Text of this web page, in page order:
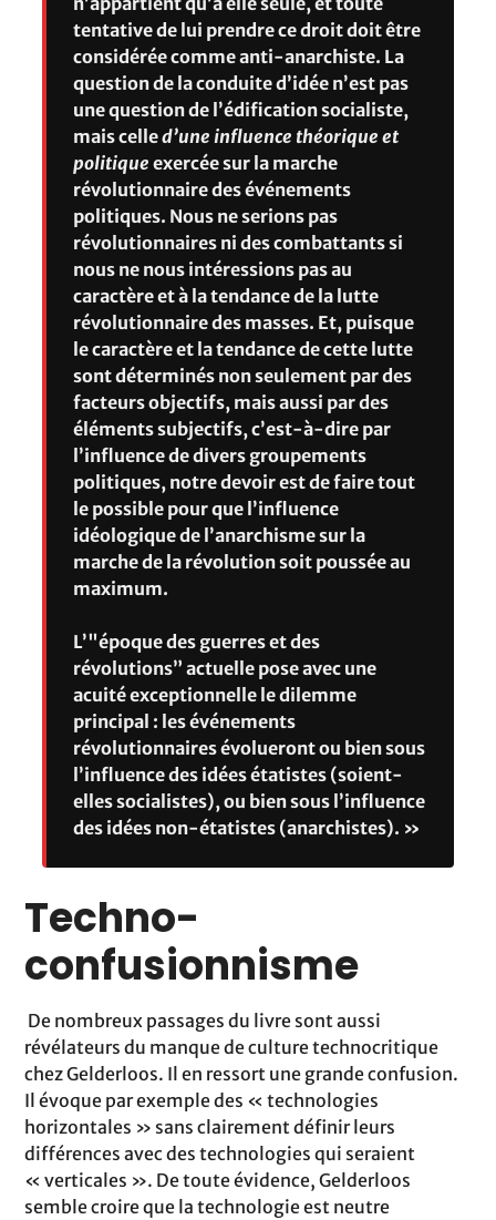
tentative de lui prendre ce droit doit être
considérée comme anti-anarchiste. La
question de la conduite d’idée n’est pas
une question de l’édification socialiste,
mais celled’une influence théorique et
politique exercée sur la marche
révolutionnaire des événements
politiques. Nous ne serions pas
révolutionnaires ni des combattants si
nous ne nous intéressions pas au
caractère et à la tendance de la lutte
révolutionnaire des masses. Et, puisque
le caractère et la tendance de cette lutte
sont déterminés non seulement par des
facteurs objectifs, mais aussi par des
éléments subjectifs, c’est-à-dire par
l’influence de divers groupements
politiques, notre devoir est de faire tout
le possible pour que l’influence
idéologique de l’anarchisme sur la
marche de la révolution soit poussée au
maximum.
L’"époque des guerres et des
révolutions” actuelle pose avec une
acuité exceptionnelle le dilemme
principal : les événements
révolutionnaires évolueront ou bien sous
l’influence des idées étatistes (soient-
elles socialistes), ou bien sous l’influence
des idées non-étatistes (anarchistes). »
Techno-
confusionnisme
De nombreux passages du livre sont aussi
révélateurs du manque de culture technocritique
chez Gelderloos. Il en ressort une grande confusion.
Il évoque par exemple des « technologies
horizontales » sans clairement définir leurs
différences avec des technologies qui seraient
« verticales ». De toute évidence, Gelderloos
semble croire que la technologie est neutre